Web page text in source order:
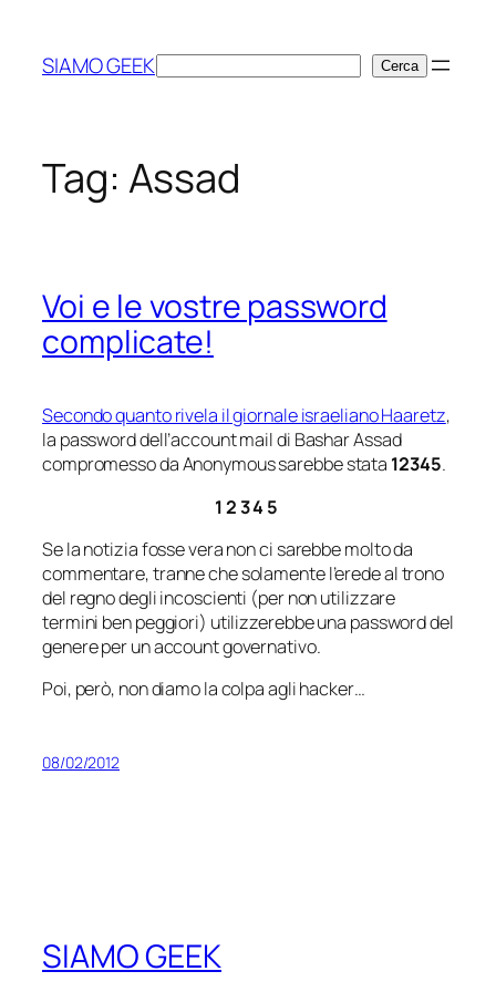
contenuto
SIAMO GEEKCerca Cerca
Tag: Assad
Voi e le vostre password
complicate!
Secondo quanto rivela il giornale israeliano Haaretz,
la password dell’account mail di Bashar Assad
compromesso da Anonymous sarebbe stata 12345.
1 2 3 4 5
Se la notizia fosse vera non ci sarebbe molto da
commentare, tranne che solamente l’erede al trono
del regno degli incoscienti (per non utilizzare
termini ben peggiori) utilizzerebbe una password del
genere per un account governativo.
Poi, però, non diamo la colpa agli hacker…
08/02/2012
SIAMO GEEK